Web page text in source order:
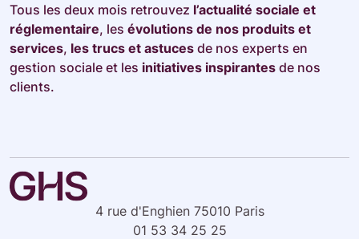
Tous les deux mois retrouvez l’actualité sociale et
réglementaire, les évolutions de nos produits et
services, les trucs et astuces de nos experts en
gestion sociale et les initiatives inspirantes de nos
clients.
4 rue d'Enghien 75010 Paris
01 53 34 25 25